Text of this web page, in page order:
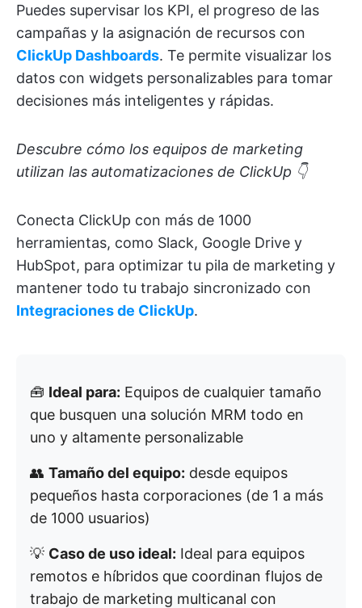
Puedes supervisar los KPI, el progreso de las
campañas y la asignación de recursos con
ClickUp Dashboards. Te permite visualizar los
datos con widgets personalizables para tomar
decisiones más inteligentes y rápidas.
Descubre cómo los equipos de marketing
utilizan las automatizaciones de ClickUp 👇
Conecta ClickUp con más de 1000
herramientas, como Slack, Google Drive y
HubSpot, para optimizar tu pila de marketing y
mantener todo tu trabajo sincronizado con
Integraciones de ClickUp.
🧰 Ideal para: Equipos de cualquier tamaño
que busquen una solución MRM todo en
uno y altamente personalizable
👥 Tamaño del equipo: desde equipos
pequeños hasta corporaciones (de 1 a más
de 1000 usuarios)
💡 Caso de uso ideal: Ideal para equipos
remotos e híbridos que coordinan flujos de
trabajo de marketing multicanal con